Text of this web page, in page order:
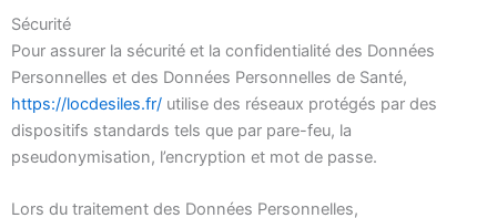
Sécurité
Pour assurer la sécurité et la confidentialité des Données
Personnelles et des Données Personnelles de Santé,
https://locdesiles.fr/ utilise des réseaux protégés par des
dispositifs standards tels que par pare-feu, la
pseudonymisation, l’encryption et mot de passe.
Lors du traitement des Données Personnelles,